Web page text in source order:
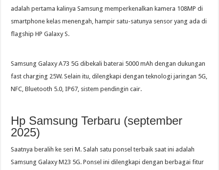
adalah pertama kalinya Samsung memperkenalkan kamera 108MP di
smartphone kelas menengah, hampir satu-satunya sensor yang ada di
flagship HP Galaxy S.
Samsung Galaxy A73 5G dibekali baterai 5000 mAh dengan dukungan
fast charging 25W. Selain itu, dilengkapi dengan teknologi jaringan 5G,
NFC, Bluetooth 5.0, IP67, sistem pendingin cair.
Hp Samsung Terbaru (september
2025)
Saatnya beralih ke seri M. Salah satu ponsel terbaik saat ini adalah
Samsung Galaxy M23 5G. Ponsel ini dilengkapi dengan berbagai fitur